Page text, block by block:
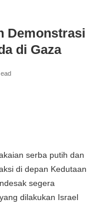
Demonstrasi
di Gaza
serba putih dan
di depan Kedutaan
segera
dilakukan Israel